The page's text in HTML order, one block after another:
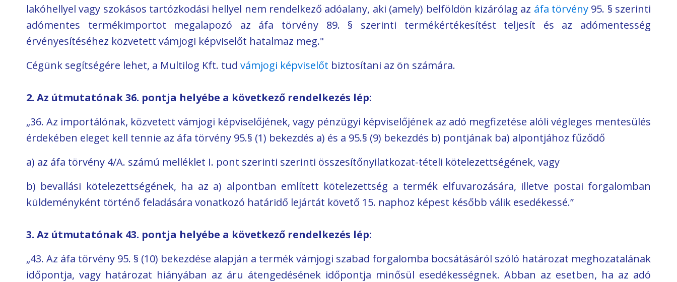
lakóhellyel vagy szokásos tartózkodási hellyel nem rendelkező adóalany, aki (amely) belföldön kizárólag az áfa törvény95. § szerinti
adómentes termékimportot megalapozó az áfa törvény 89. § szerinti termékértékesítést teljesít és az adómentesség
érvényesítéséhez közvetett vámjogi képviselőt hatalmaz meg."
Cégünk segítségére lehet, a Multilog Kft. tud vámjogi képviselőt biztosítani az ön számára.
2. Az útmutatónak 36. pontja helyébe a következő rendelkezés lép:
„36. Az importálónak, közvetett vámjogi képviselőjének, vagy pénzügyi képviselőjének az adó megfizetése alóli végleges mentesülés
érdekében eleget kell tennie az áfa törvény 95.§ (1) bekezdés a) és a 95.§ (9) bekezdés b) pontjának ba) alpontjához fűződő
a) az áfa törvény 4/A. számú melléklet I. pont szerinti szerinti összesítőnyilatkozat-tételi kötelezettségének, vagy
b) bevallási kötelezettségének, ha az a) alpontban említett kötelezettség a termék elfuvarozására, illetve postai forgalomban
küldeményként történő feladására vonatkozó határidő lejártát követő 15. naphoz képest később válik esedékessé.”
3. Az útmutatónak 43. pontja helyébe a következő rendelkezés lép:
„43. Az áfa törvény 95. § (10) bekezdése alapján a termék vámjogi szabad forgalomba bocsátásáról szóló határozat meghozatalának
időpontja, vagy határozat hiányában az áru átengedésének időpontja minősül esedékességnek. Abban az esetben, ha az adó